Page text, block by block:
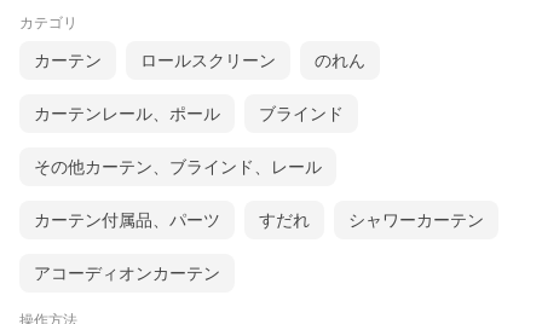
いなど不安な方はサンプル請求をお申しください。
和モダンにさりげなく調和する、織物ならではの生地の質感。
シンプルかつ表情豊かな美しさが、空間を引き立てます。
カテゴリ
カーテン ロールスクリーン のれん
カーテンレール、ポール ブラインド
その他カーテン、ブラインド、レール
カーテン付属品、パーツ すだれ シャワーカーテン
アコーディオンカーテン